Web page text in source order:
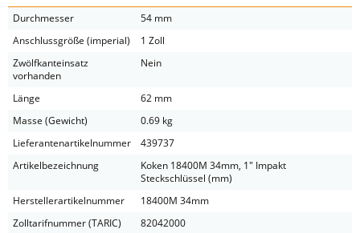
Durchmesser
54 mm
Anschlussgröße (imperial)
1 Zoll
Zwölfkanteinsatz
vorhanden
Nein
Länge
62 mm
Masse (Gewicht)
0.69 kg
Lieferantenartikelnummer
439737
Artikelbezeichnung
Koken 18400M 34mm, 1" Impakt
Steckschlüssel (mm)
Herstellerartikelnummer
18400M 34mm
Zolltarifnummer (TARIC)
82042000